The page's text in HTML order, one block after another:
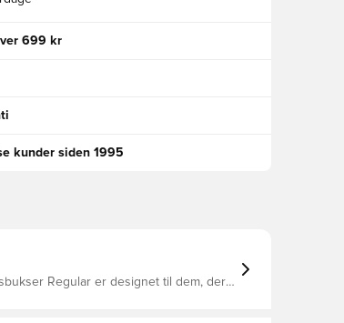
699 kr
kunder siden 1995
Regular er designet til dem, der